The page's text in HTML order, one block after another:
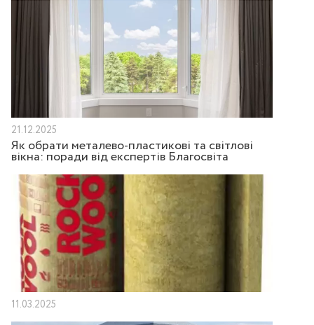
21.12.2025
Як обрати металево-пластикові та світлові
вікна: поради від експертів Благосвіта
11.03.2025